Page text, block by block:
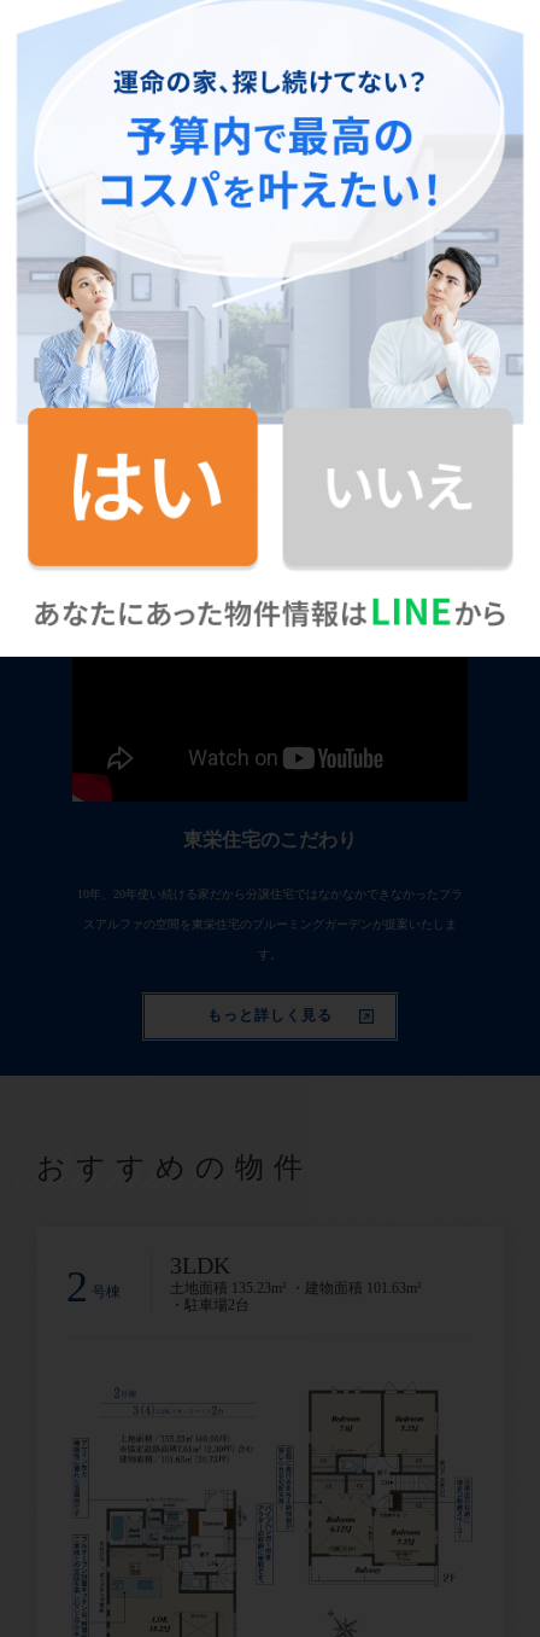
来場予約 資料請求
東栄住宅のこだわり
東栄住宅のこだわり
10年、20年使い続ける家だから分譲住宅ではなかなかできなかったプラ
スアルファの空間を東栄住宅のブルーミングガーデンが提案いたしま
す。
もっと詳しく見る
おすすめの物件
2 号棟
3LDK
土地面積 135.23m² ・建物面積 101.63m²
・駐車場2台